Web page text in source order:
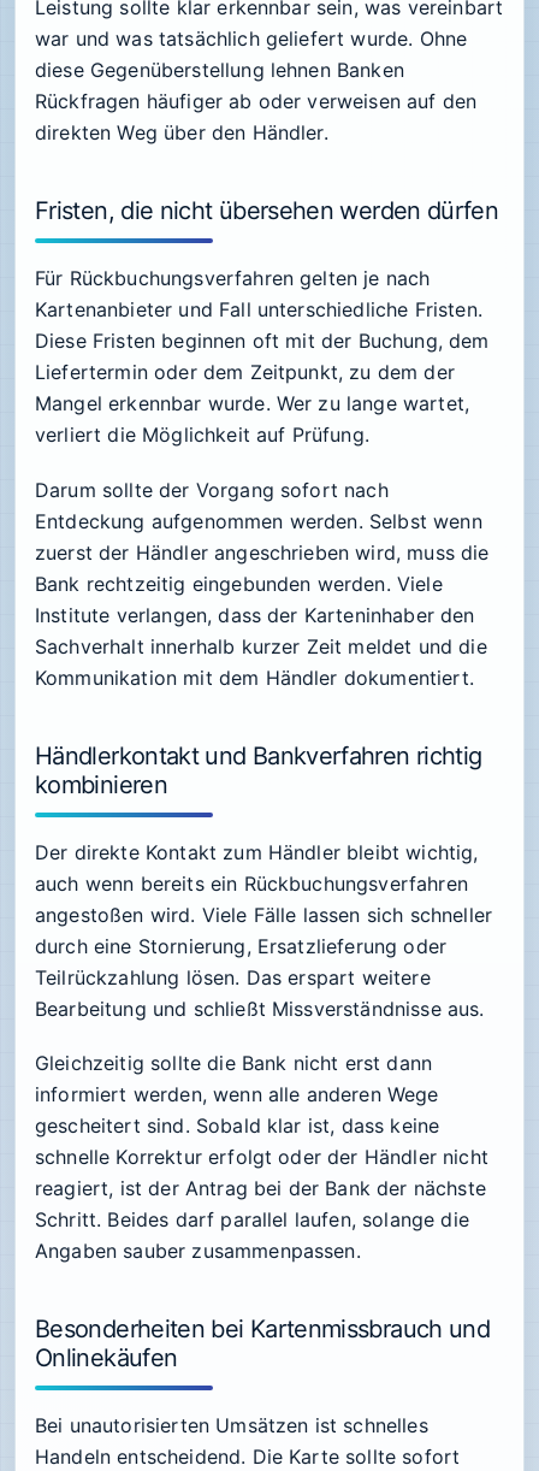
Leistung sollte klar erkennbar sein, was vereinbart
war und was tatsächlich geliefert wurde. Ohne
diese Gegenüberstellung lehnen Banken
Rückfragen häufiger ab oder verweisen auf den
direkten Weg über den Händler.
Fristen, die nicht übersehen werden dürfen
Für Rückbuchungsverfahren gelten je nach
Kartenanbieter und Fall unterschiedliche Fristen.
Diese Fristen beginnen oft mit der Buchung, dem
Liefertermin oder dem Zeitpunkt, zu dem der
Mangel erkennbar wurde. Wer zu lange wartet,
verliert die Möglichkeit auf Prüfung.
Darum sollte der Vorgang sofort nach
Entdeckung aufgenommen werden. Selbst wenn
zuerst der Händler angeschrieben wird, muss die
Bank rechtzeitig eingebunden werden. Viele
Institute verlangen, dass der Karteninhaber den
Sachverhalt innerhalb kurzer Zeit meldet und die
Kommunikation mit dem Händler dokumentiert.
Händlerkontakt und Bankverfahren richtig
kombinieren
Der direkte Kontakt zum Händler bleibt wichtig,
auch wenn bereits ein Rückbuchungsverfahren
angestoßen wird. Viele Fälle lassen sich schneller
durch eine Stornierung, Ersatzlieferung oder
Teilrückzahlung lösen. Das erspart weitere
Bearbeitung und schließt Missverständnisse aus.
Gleichzeitig sollte die Bank nicht erst dann
informiert werden, wenn alle anderen Wege
gescheitert sind. Sobald klar ist, dass keine
schnelle Korrektur erfolgt oder der Händler nicht
reagiert, ist der Antrag bei der Bank der nächste
Schritt. Beides darf parallel laufen, solange die
Angaben sauber zusammenpassen.
Besonderheiten bei Kartenmissbrauch und
Onlinekäufen
Bei unautorisierten Umsätzen ist schnelles
Handeln entscheidend. Die Karte sollte sofort